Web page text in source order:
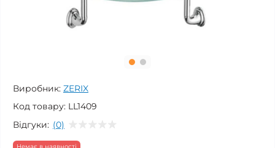
Виробник: ZERIX
Код товару: LL1409
Відгуки: (0)